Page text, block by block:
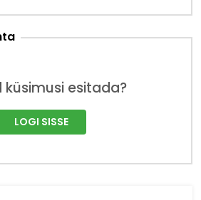
küsimusi esitada?
LOGI SISSE